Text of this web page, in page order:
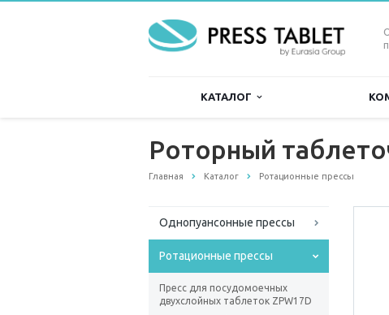
КАТАЛОГ
Роторный
Главная Каталог Ротационные прессы
Однопуансонные прессы
Ротационные прессы
Пресс для посудомоечных
двухслойных таблеток ZPW17D